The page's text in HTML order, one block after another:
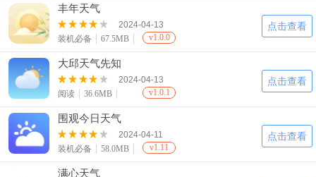
丰年天气
2024-04-13
装机必备
67.5MB v1.0.0
点击查看
大邱天气先知
2024-04-13
阅读
36.6MB v1.0.1
点击查看
围观今日天气
2024-04-11
装机必备
58.0MB v1.11
点击查看
满心天气